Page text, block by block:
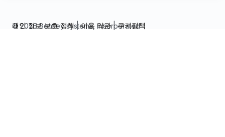
© 2026 Bentley systems, incorporated
개인 정보 보호 정책|이용 약관|쿠키정책